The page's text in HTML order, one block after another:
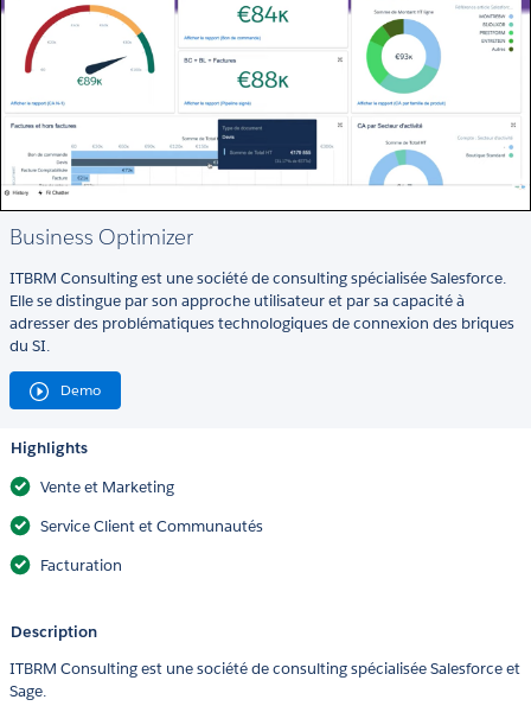
Business Optimizer
ITBRM Consulting est une société de consulting spécialisée Salesforce.
Elle se distingue par son approche utilisateur et par sa capacité à
adresser des problématiques technologiques de connexion des briques
du SI.
Demo
Highlights
Vente et Marketing
Service Client et Communautés
Facturation
Description
ITBRM Consulting est une société de consulting spécialisée Salesforce et
Sage.